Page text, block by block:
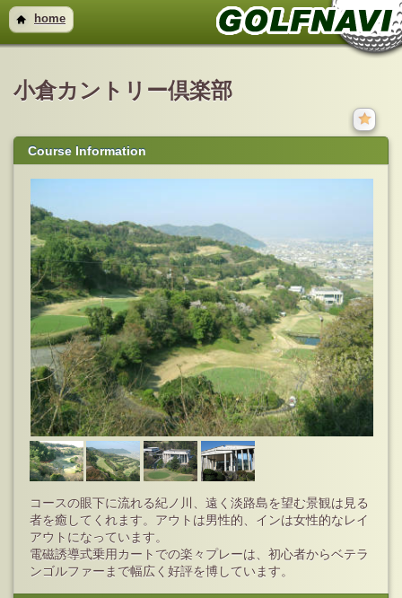
home
小倉カントリー倶楽部
Course Information
コースの眼下に流れる紀ノ川、遠く淡路島を望む景観は見る
者を癒してくれます。アウトは男性的、インは女性的なレイ
アウトになっています。
電磁誘導式乗用カートでの楽々プレーは、初心者からベテラ
ンゴルファーまで幅広く好評を博しています。